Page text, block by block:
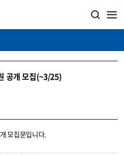
공개 모집(~3/25)
모집문입니다.